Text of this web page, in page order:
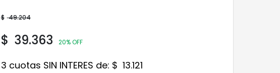
$ 49.204
$ 39.363 20% OFF
3 cuotas SIN INTERES de: $ 13.121